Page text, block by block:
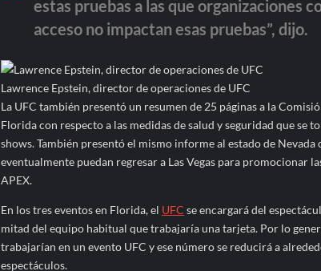
estas pruebas a las que organizaciones
acceso no impactan esas pruebas”, dijo.
Lawrence Epstein, director de operaciones de UFC
La UFC también presentó un resumen de 25 páginas a la
Florida con respecto a las medidas de salud y seguridad que se
shows. También presentó el mismo informe al estado de Nevada
eventualmente puedan regresar a Las Vegas para promocionar
APEX.
En los tres eventos en Florida, el UFC se encargará del
mitad del equipo habitual que trabajaría una tarjeta. Por lo
trabajarían en un evento UFC y ese número se reducirá a
espectáculos.